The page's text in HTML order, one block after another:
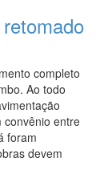
completo
Ao todo
convênio entre
foram
devem